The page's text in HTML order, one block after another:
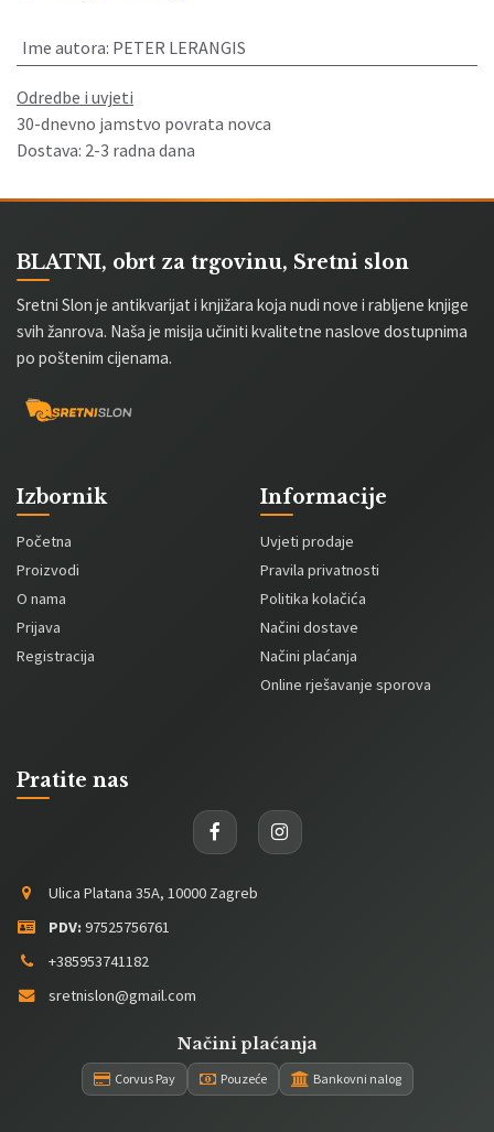
Ime autora: PETER LERANGIS
Odredbe i uvjeti
30-dnevno jamstvo povrata novca
Dostava: 2-3 radna dana
BLATNI, obrt za trgovinu, Sretni slon
Sretni Slon je antikvarijat i knjižara koja nudi nove i rabljene knjige
svih žanrova. Naša je misija učiniti kvalitetne naslove dostupnima
po poštenim cijenama.
Izbornik
Početna
Proizvodi
O nama
Prijava
Registracija
Informacije
Uvjeti prodaje
Pravila privatnosti
Politika kolačića
Načini dostave
Načini plaćanja
Online rješavanje sporova
Pratite nas
Ulica Platana 35A, 10000 Zagreb
PDV: 97525756761
+385953741182
sretnislon@gmail.com
Načini plaćanja
Corvus Pay Pouzeće Bankovni nalog